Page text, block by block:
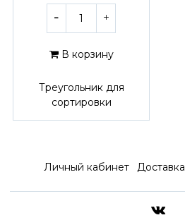
В корзину
Треугольник для
сортировки
Личный кабинет Доставка